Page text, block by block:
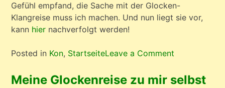
Gefühl empfand, die Sache mit der Glocken-
Klangreise muss ich machen. Und nun liegt sie vor,
kann hier nachverfolgt werden!
Posted in Kon, StartseiteLeave a Comment
meinen
Meine Glockenreise zu mir selbst